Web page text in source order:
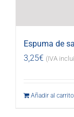
Espuma de
3,25€ (IVA
Añadir al carrito